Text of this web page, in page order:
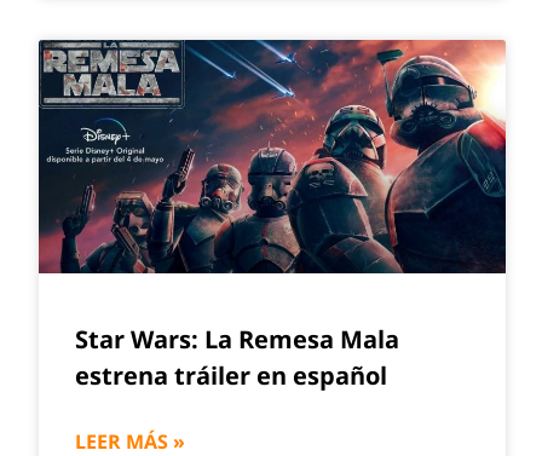
Star Wars: La Remesa Mala
estrena tráiler en español
LEER MÁS »